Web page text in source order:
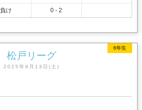
負け 0 - 2
松戸リーグ
2025年9月13日(土)
6年生